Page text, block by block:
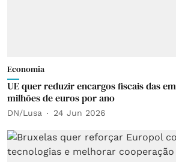
Economia
UE quer reduzir encargos fiscais das
milhões de euros por ano
DN/Lusa 24 Jun 2026